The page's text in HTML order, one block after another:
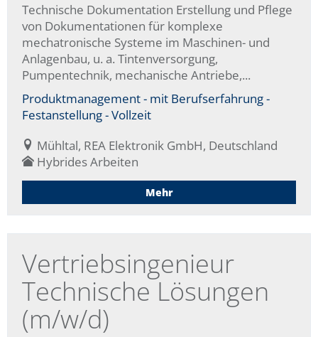
Technische Dokumentation Erstellung und Pflege
von Dokumentationen für komplexe
mechatronische Systeme im Maschinen- und
Anlagenbau, u. a. Tintenversorgung,
Pumpentechnik, mechanische Antriebe,...
Produktmanagement - mit Berufserfahrung -
Festanstellung - Vollzeit
Mühltal, REA Elektronik GmbH, Deutschland
Hybrides Arbeiten
Mehr
Vertriebsingenieur
Technische Lösungen
(m/w/d)